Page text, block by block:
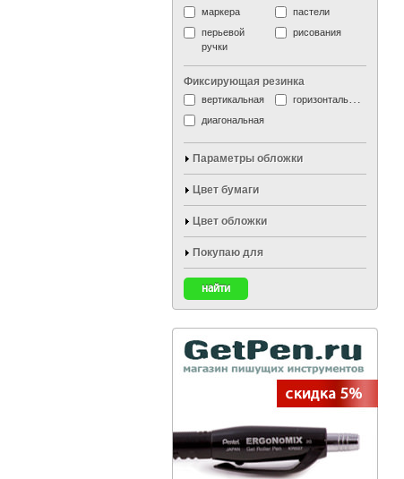
маркера
пастели
перьевой
ручки
рисования
Фиксирующая резинка
вертикальная
горизонтальная
диагональная
Параметры обложки
Цвет бумаги
Цвет обложки
Покупаю для